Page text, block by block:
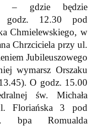
– gdzie będzie
godz. 12.30 pod
Chmielewskiego, w
Chrzciciela przy ul.
Jubileuszowego
wymarsz Orszaku
O godz. 15.00
św. Michała
Floriańska 3 pod
bpa Romualda